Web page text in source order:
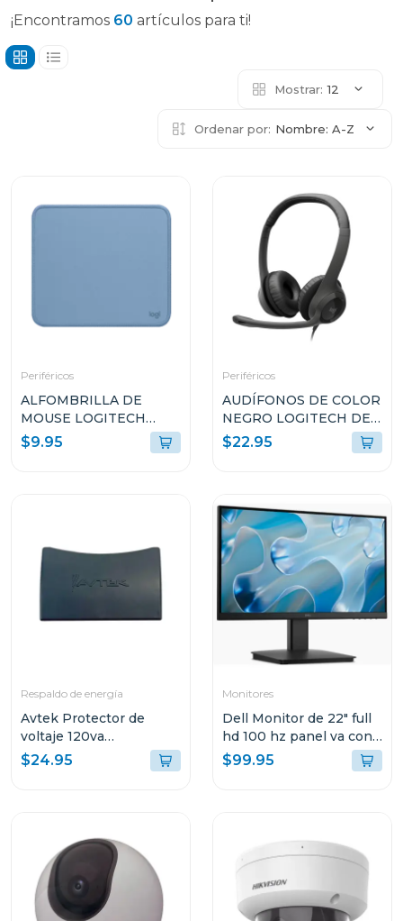
¡Encontramos 60 artículos para ti!
Mostrar: 12
Ordenar por: Nombre: A-Z
Periféricos
ALFOMBRILLA DE
MOUSE LOGITECH
956000038
$9.95
Periféricos
AUDÍFONOS DE COLOR
NEGRO LOGITECH DE
CABLE USB TIPO-A
CON MICROFONO
$22.95
Respaldo de energía
Avtek Protector de
voltaje 120va
cortacorriente 3 tomas
pte-3t515
$24.95
Monitores
Dell Monitor de 22" full
hd 100 hz panel va con
hdmi y vga
$99.95